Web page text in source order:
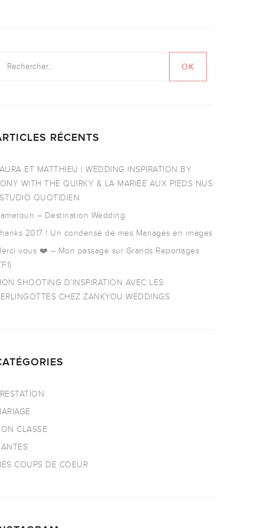
RÉCENTS
ET MATTHIEU | WEDDING INSPIRATION BY
WITH THE QUIRKY & LA MARIÉE AUX PIEDS NUS
QUOTIDIEN
– Destination Wedding
2017 ! Un condensé de mes Mariages en images
vous ❤️ – Mon passage sur Grands Reportages
SHOOTING D’INSPIRATION AVEC LES
CHEZ ZANKYOU WEDDINGS
CLASSE
COUPS DE COEUR